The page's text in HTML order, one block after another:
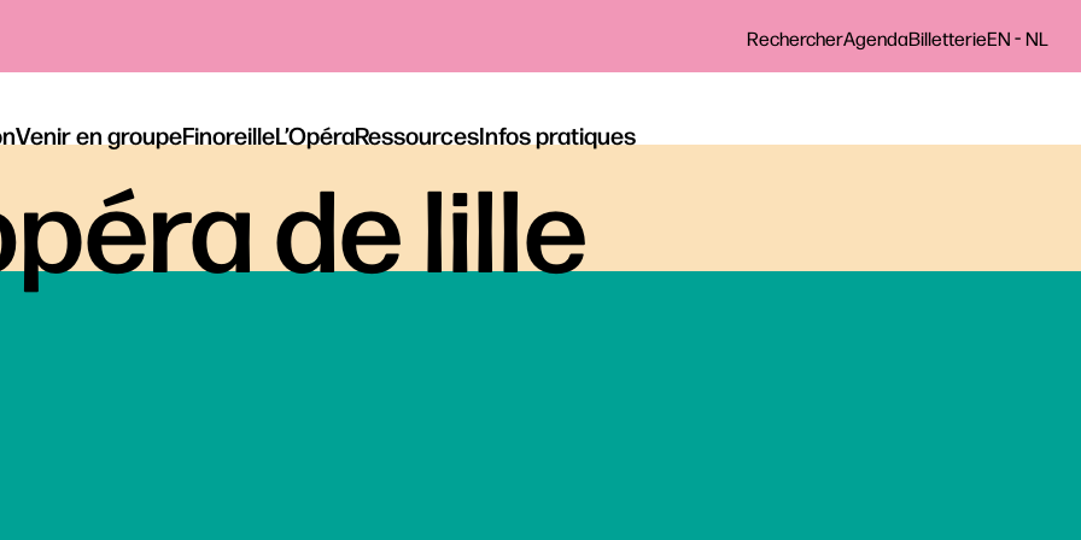
RechercherAgendaBilletterieEN-NL
Venir en groupeFinoreilleL’OpéraRessourcesInfos pratiques
de lille